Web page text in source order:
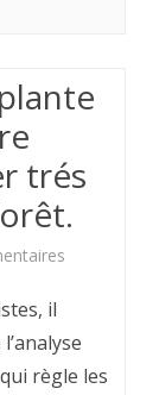
trés
Deweer.
le
il
règle les